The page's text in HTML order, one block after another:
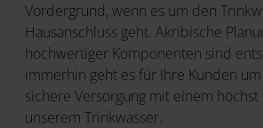
Vordergrund, wenn es um den
Hausanschluss geht. Akribische
hochwertiger Komponenten sind
immerhin geht es für Ihre Kunden
sichere Versorgung mit einem
unserem Trinkwasser.